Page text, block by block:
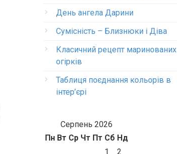
День ангела Дарини
Сумісність – Близнюки і Діва
Класичний рецепт маринованих
огірків
Таблиця поєднання кольорів в
інтер’єрі
Серпень 2026
Пн Вт Ср Чт Пт Сб Нд
1
2